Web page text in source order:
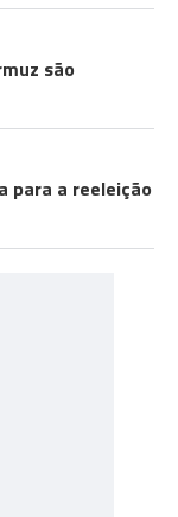
são
para a reeleição